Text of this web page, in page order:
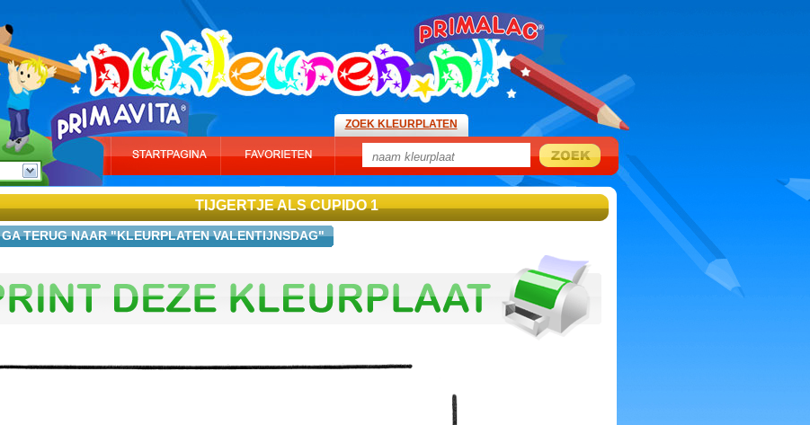
ZOEK KLEURPLATEN
TIJGERTJE ALS CUPIDO 1
GA TERUG NAAR "KLEURPLATEN VALENTIJNSDAG"